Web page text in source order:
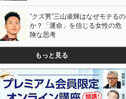
“クズ男”三山凌輝はなぜモテるの
か？「運命」を信じる女性の危
険な思考
もっと見る